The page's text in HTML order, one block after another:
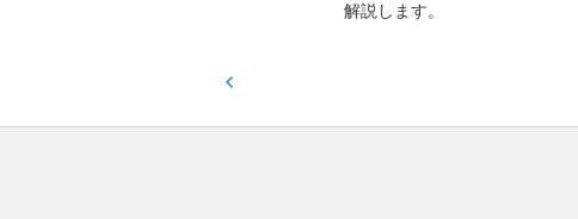
解説します。